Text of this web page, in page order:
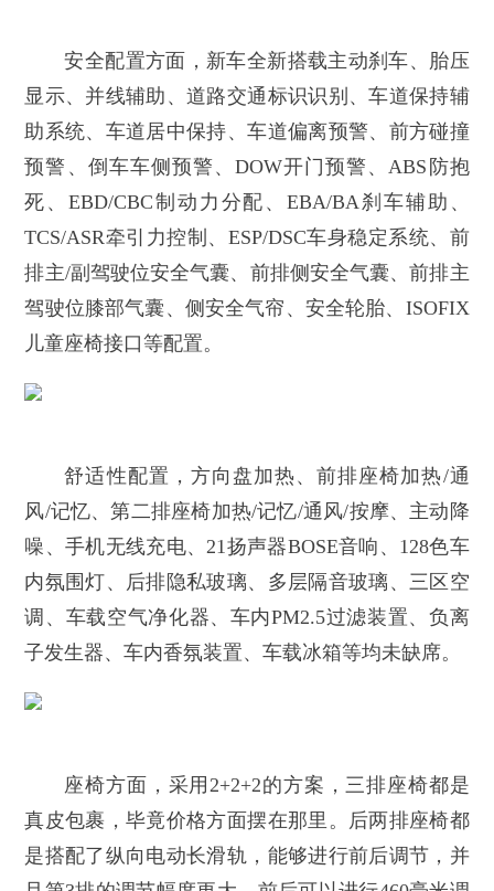
安全配置方面，新车全新搭载主动刹车、胎压
显示、并线辅助、道路交通标识识别、车道保持辅
助系统、车道居中保持、车道偏离预警、前方碰撞
预警、倒车车侧预警、DOW开门预警、ABS防抱
死、EBD/CBC制动力分配、EBA/BA刹车辅助、
TCS/ASR牵引力控制、ESP/DSC车身稳定系统、前
排主/副驾驶位安全气囊、前排侧安全气囊、前排主
驾驶位膝部气囊、侧安全气帘、安全轮胎、ISOFIX
儿童座椅接口等配置。
舒适性配置，方向盘加热、前排座椅加热/通
风/记忆、第二排座椅加热/记忆/通风/按摩、主动降
噪、手机无线充电、21扬声器BOSE音响、128色车
内氛围灯、后排隐私玻璃、多层隔音玻璃、三区空
调、车载空气净化器、车内PM2.5过滤装置、负离
子发生器、车内香氛装置、车载冰箱等均未缺席。
座椅方面，采用2+2+2的方案，三排座椅都是
真皮包裹，毕竟价格方面摆在那里。后两排座椅都
是搭配了纵向电动长滑轨，能够进行前后调节，并